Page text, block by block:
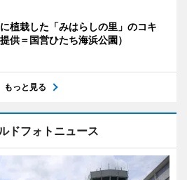
植栽した「みはらしの里」のコキ
供＝国営ひたち海浜公園）
もっと見る
ドフォトニュース